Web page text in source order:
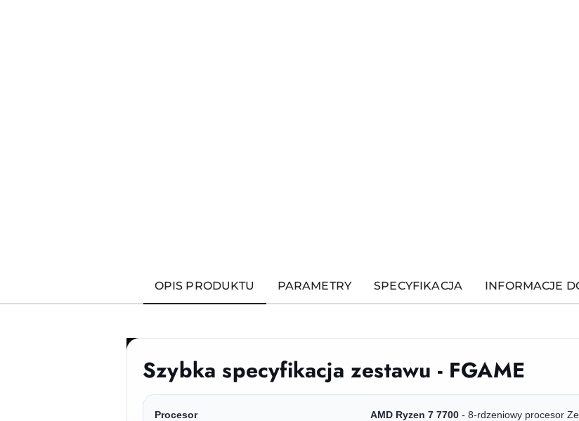
OPIS PRODUKTU PARAMETRY SPECYFIKACJA INFORMACJE
Szybka specyfikacja zestawu - FGAME
Procesor AMD Ryzen 7 7700 - 8-rdzeniowy procesor